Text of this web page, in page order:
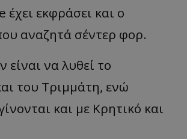
εκφράσει και ο
αναζητά σέντερ φορ.
να λυθεί το
του Τριμμάτη, ενώ
και με Κρητικό και